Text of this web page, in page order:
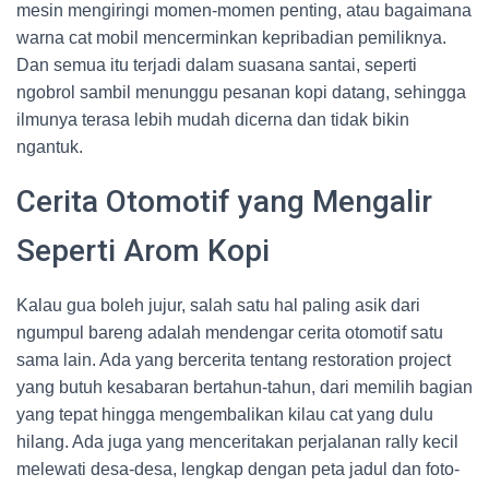
mesin mengiringi momen-momen penting, atau bagaimana
warna cat mobil mencerminkan kepribadian pemiliknya.
Dan semua itu terjadi dalam suasana santai, seperti
ngobrol sambil menunggu pesanan kopi datang, sehingga
ilmunya terasa lebih mudah dicerna dan tidak bikin
ngantuk.
Cerita Otomotif yang Mengalir
Seperti Arom Kopi
Kalau gua boleh jujur, salah satu hal paling asik dari
ngumpul bareng adalah mendengar cerita otomotif satu
sama lain. Ada yang bercerita tentang restoration project
yang butuh kesabaran bertahun-tahun, dari memilih bagian
yang tepat hingga mengembalikan kilau cat yang dulu
hilang. Ada juga yang menceritakan perjalanan rally kecil
melewati desa-desa, lengkap dengan peta jadul dan foto-